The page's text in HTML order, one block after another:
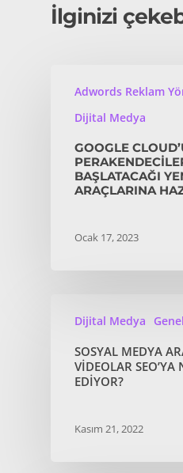
İlginizi
Adwords Reklam
Dijital Medya
GOOGLE
BAŞLATACAĞI
ARAÇLARINA
Ocak 17, 2023
Dijital Medya Genel
SOSYAL MEDYA
VIDEOLAR SEO’YA
EDIYOR?
Kasım 21, 2022